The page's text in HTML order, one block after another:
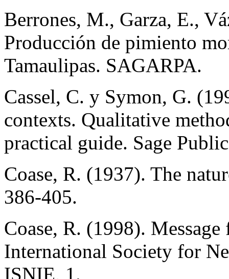
Berrones, M., Garza, E.,
Producción de pimiento
Tamaulipas. SAGARPA.
Cassel, C. y Symon, G.
contexts. Qualitative
practical guide. Sage
Coase, R. (1937). The
386-405.
Coase, R. (1998).
International Society for
ISNIE, 1.